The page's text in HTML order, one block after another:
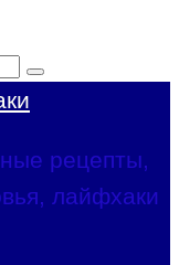
рецепты,
лайфхаки